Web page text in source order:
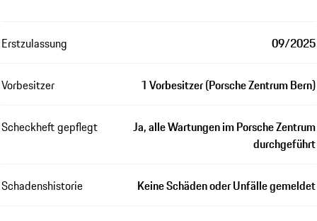
Erstzulassung 09/2025
Vorbesitzer 1 Vorbesitzer (Porsche Zentrum Bern)
Scheckheft gepflegt
Ja, alle Wartungen im Porsche Zentrum
durchgeführt
Schadenshistorie Keine Schäden oder Unfälle gemeldet